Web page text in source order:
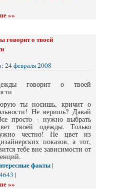
»»
говорит о твоей
24 февраля 2008
ты носишь, кричит о
Не веришь? Давай
просто - нужно выбрать
твоей одежды. Только
честно! Не цвет из
показов, а тот,
тебе вне зависимости от
факты|
|
»»